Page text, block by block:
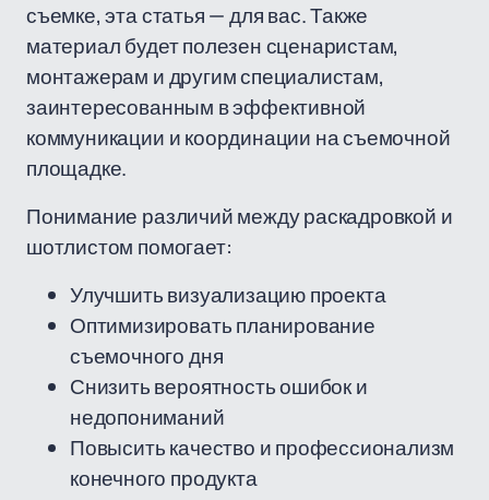
съемке, эта статья — для вас. Также
материал будет полезен сценаристам,
монтажерам и другим специалистам,
заинтересованным в эффективной
коммуникации и координации на съемочной
площадке.
Понимание различий между раскадровкой и
шотлистом помогает:
Улучшить визуализацию проекта
Оптимизировать планирование
съемочного дня
Снизить вероятность ошибок и
недопониманий
Повысить качество и профессионализм
конечного продукта